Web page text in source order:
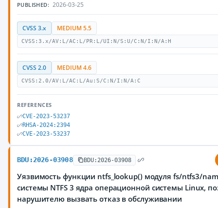
PUBLISHED: 2026-03-25
CVSS 3.x MEDIUM 5.5
CVSS:3.x/AV:L/AC:L/PR:L/UI:N/S:U/C:N/I:N/A:H
CVSS 2.0 MEDIUM 4.6
CVSS:2.0/AV:L/AC:L/Au:S/C:N/I:N/A:C
REFERENCES
CVE-2023-53237
RHSA-2024:2394
CVE-2023-53237
BDU:2026-03908 BDU:2026-03908
Уязвимость функции ntfs_lookup() модуля fs/ntfs3/
системы NTFS 3 ядра операционной системы Linux,
нарушителю вызвать отказ в обслуживании